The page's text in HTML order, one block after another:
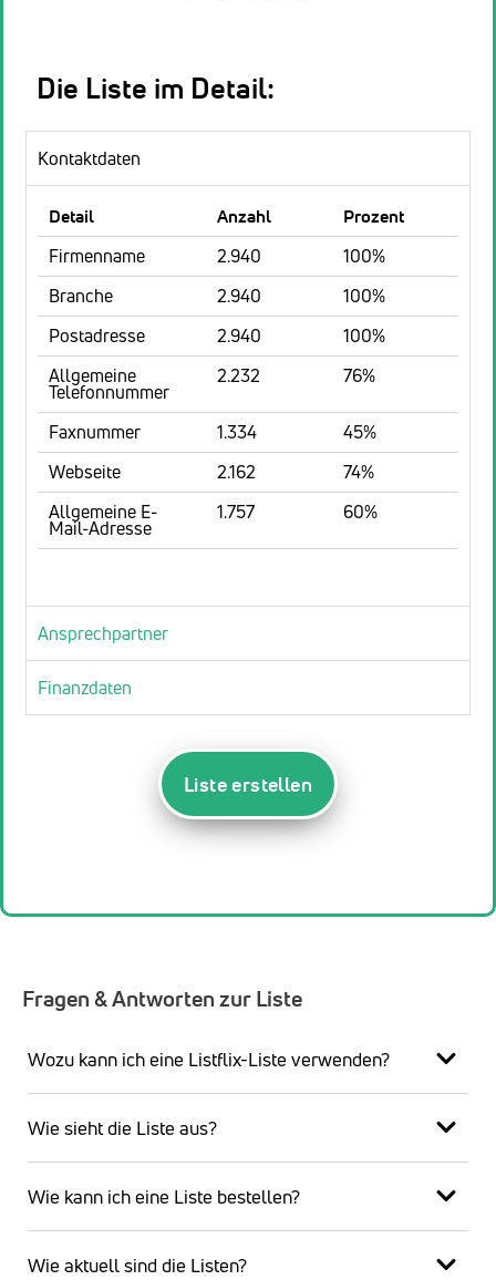
Die Liste im Detail:
Kontaktdaten
Detail Anzahl
Prozent
Firmenname
2.940
100%
Branche
2.940
100%
Postadresse
2.940
100%
Allgemeine
Telefonnummer
2.232 76%
Faxnummer 1.334
45%
Webseite
2.162
74%
Allgemeine E-
Mail-Adresse
1.757 60%
Ansprechpartner
Finanzdaten
Liste erstellen
Fragen & Antworten zur Liste
Wozu kann ich eine Listflix-Liste verwenden?
Wie sieht die Liste aus?
Wie kann ich eine Liste bestellen?
Wie aktuell sind die Listen?